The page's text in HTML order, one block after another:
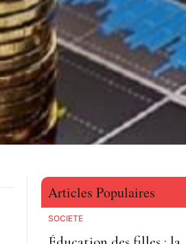
Articles Populaires
SOCIETE